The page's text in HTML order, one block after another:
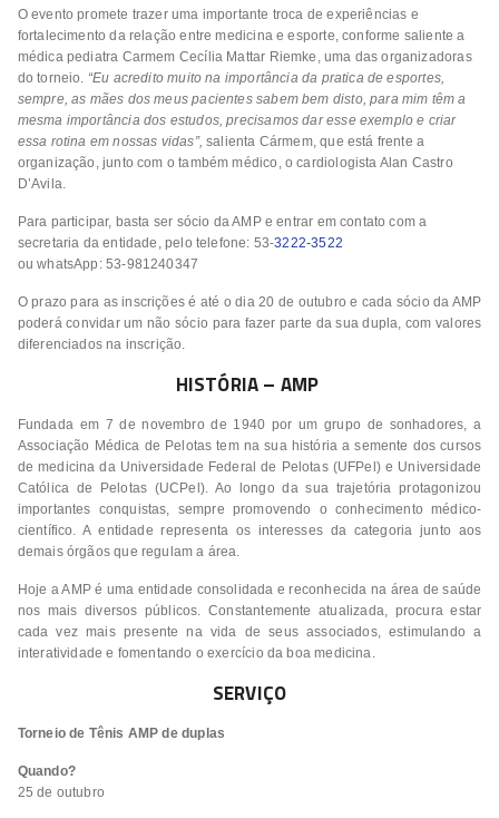
O evento promete trazer uma importante troca de experiências e
fortalecimento da relação entre medicina e esporte, conforme saliente a
médica pediatra Carmem Cecília Mattar Riemke, uma das organizadoras
do torneio. “Eu acredito muito na importância da pratica de esportes,
sempre, as mães dos meus pacientes sabem bem disto, para mim têm a
mesma importância dos estudos, precisamos dar esse exemplo e criar
essa rotina em nossas vidas”,salienta Cármem, que está frente a
organização, junto com o também médico, o cardiologista Alan Castro
D’Avila.
Para participar, basta ser sócio da AMP e entrar em contato com a
secretaria da entidade, pelo telefone: 53-3222-3522
ou whatsApp: 53-981240347
O prazo para as inscrições é até o dia 20 de outubro e cada sócio da AMP
poderá convidar um não sócio para fazer parte da sua dupla, com valores
diferenciados na inscrição.
HISTÓRIA – AMP
Fundada em 7 de novembro de 1940 por um grupo de sonhadores, a
Associação Médica de Pelotas tem na sua história a semente dos cursos
de medicina da Universidade Federal de Pelotas (UFPel) e Universidade
Católica de Pelotas (UCPel). Ao longo da sua trajetória protagonizou
importantes conquistas, sempre promovendo o conhecimento médico-
científico. A entidade representa os interesses da categoria junto aos
demais órgãos que regulam a área.
Hoje a AMP é uma entidade consolidada e reconhecida na área de saúde
nos mais diversos públicos. Constantemente atualizada, procura estar
cada vez mais presente na vida de seus associados, estimulando a
interatividade e fomentando o exercício da boa medicina.
SERVIÇO
Torneio de Tênis AMP de duplas
Quando?
25 de outubro